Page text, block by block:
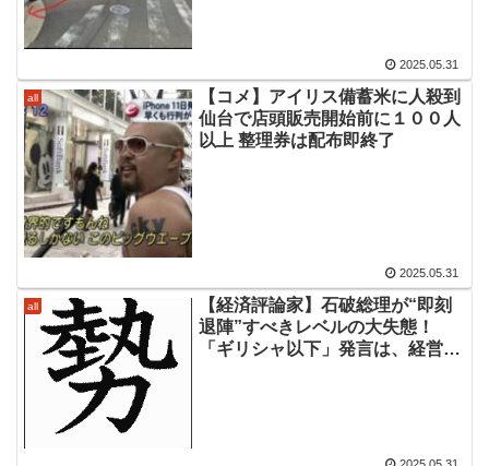
2025.05.31
all
【コメ】アイリス備蓄米に人殺到
仙台で店頭販売開始前に１００人
以上 整理券は配布即終了
2025.05.31
all
【経済評論家】石破総理が“即刻
退陣”すべきレベルの大失態！
「ギリシャ以下」発言は、経営改